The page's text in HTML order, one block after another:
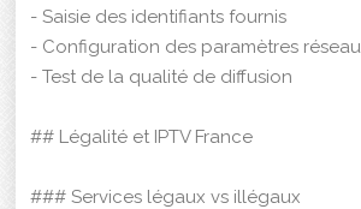
- Saisie des identifiants fournis
- Configuration des paramètres réseau
- Test de la qualité de diffusion
## Légalité et IPTV France
### Services légaux vs illégaux